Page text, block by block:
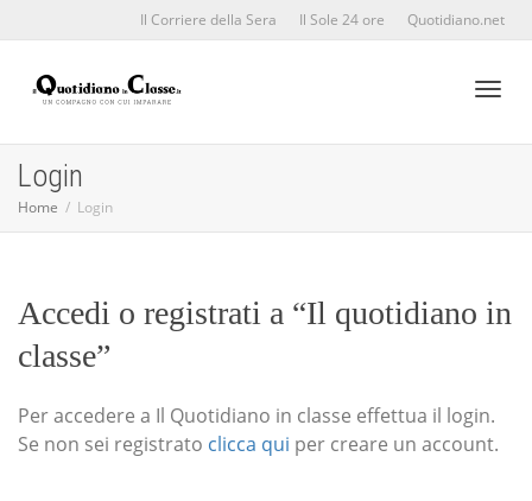
Il Corriere della Sera Il Sole 24 ore Quotidiano.net
Login
Home Login
Accedi o registrati a “Il quotidiano in
classe”
Per accedere a Il Quotidiano in classe effettua il login.
Se non sei registrato clicca qui per creare un account.